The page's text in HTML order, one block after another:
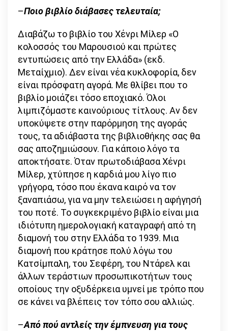
–Ποιο βιβλίο διάβασες τελευταία;
Διαβάζω το βιβλίο του Χένρι Μίλερ «Ο
κολοσσός του Μαρουσιού και πρώτες
εντυπώσεις από την Ελλάδα» (εκδ.
Μεταίχμιο). Δεν είναι νέα κυκλοφορία, δεν
είναι πρόσφατη αγορά. Με θλίβει που το
βιβλίο μοιάζει τόσο εποχιακό. Όλοι
λιμπιζόμαστε καινούριους τίτλους. Αν δεν
υποκύψετε στην παρόρμηση της αγοράς
τους, τα αδιάβαστα της βιβλιοθήκης σας θα
σας αποζημιώσουν. Για κάποιο λόγο τα
αποκτήσατε. Όταν πρωτοδιάβασα Χένρι
Μίλερ, χτύπησε η καρδιά μου λίγο πιο
γρήγορα, τόσο που έκανα καιρό να τον
ξαναπιάσω, για να μην τελειώσει η αφήγησή
του ποτέ. Το συγκεκριμένο βιβλίο είναι μια
ιδιότυπη ημερολογιακή καταγραφή από τη
διαμονή του στην Ελλάδα το 1939. Μια
διαμονή που κράτησε πολύ λόγω του
Κατσίμπαλη, του Σεφέρη, του Ντάρελ και
άλλων τεράστιων προσωπικοτήτων τους
οποίους την οξυδέρκεια υμνεί με τρόπο που
σε κάνει να βλέπεις τον τόπο σου αλλιώς.
–Από πού αντλείς την έμπνευση για τους